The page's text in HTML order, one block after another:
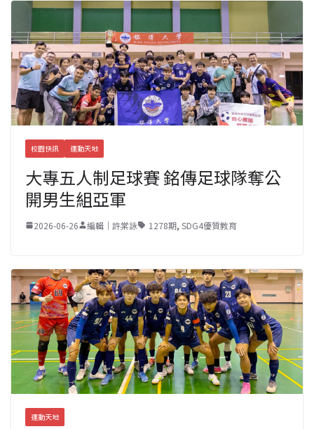
校園快訊 運動天地
大專五人制足球賽 銘傳足球隊奪公
開男生組亞軍
2026-06-26 編輯｜許棠詠 1278期, SDG4優質教育
運動天地